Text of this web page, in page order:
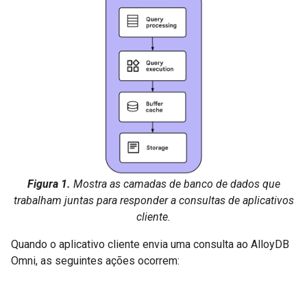
Figura 1. Mostra as camadas de banco de dados que
trabalham juntas para responder a consultas de aplicativos
cliente.
Quando o aplicativo cliente envia uma consulta ao AlloyDB
Omni, as seguintes ações ocorrem: